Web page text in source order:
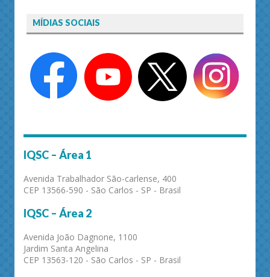
MÍDIAS SOCIAIS
IQSC – Área 1
Avenida Trabalhador São-carlense, 400
CEP 13566-590 - São Carlos - SP - Brasil
IQSC – Área 2
Avenida João Dagnone, 1100
Jardim Santa Angelina
CEP 13563-120 - São Carlos - SP - Brasil